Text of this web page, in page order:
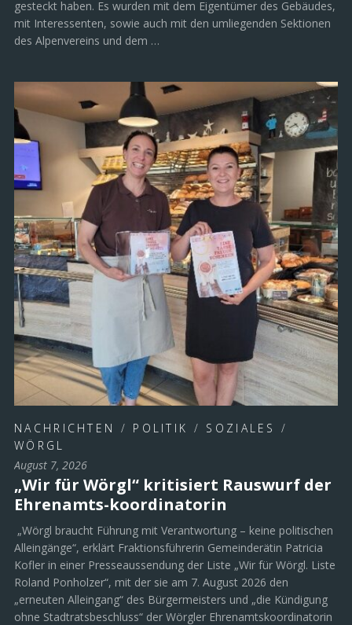
gesteckt haben. Es wurden mit dem Eigentümer des Gebäudes,
mit Interessenten, sowie auch mit den umliegenden Sektionen
des Alpenvereins und dem …
NACHRICHTEN / POLITIK / SOZIALES
/
WÖRGL
August 7, 2026
„Wir für Wörgl“ kritisiert Rauswurf der
Ehrenamts-koordinatorin
„Wörgl braucht Führung mit Verantwortung – keine politischen
Alleingänge“, erklärt Fraktionsführerin Gemeinderätin Patricia
Kofler in einer Presseaussendung der Liste „Wir für Wörgl. Liste
Roland Ponholzer“, mit der sie am 7. August 2026 den
„erneuten Alleingang“ des Bürgermeisters und „die Kündigung
ohne Stadtratsbeschluss“ der Wörgler Ehrenamtskoordinatorin